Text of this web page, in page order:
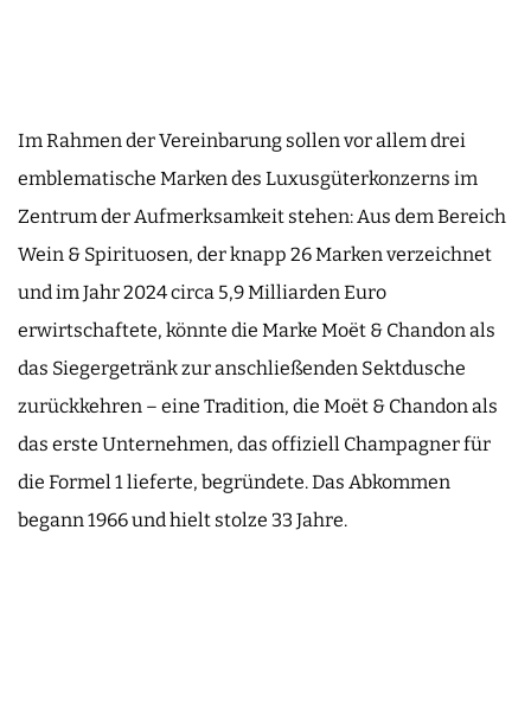
Im Rahmen der Vereinbarung sollen vor allem drei
emblematische Marken des Luxusgüterkonzerns im
Zentrum der Aufmerksamkeit stehen: Aus dem Bereich
Wein & Spirituosen, der knapp 26 Marken verzeichnet
und im Jahr 2024 circa 5,9 Milliarden Euro
erwirtschaftete, könnte die Marke Moët & Chandon als
das Siegergetränk zur anschließenden Sektdusche
zurückkehren – eine Tradition, die Moët & Chandon als
das erste Unternehmen, das offiziell Champagner für
die Formel 1 lieferte, begründete. Das Abkommen
begann 1966 und hielt stolze 33 Jahre.